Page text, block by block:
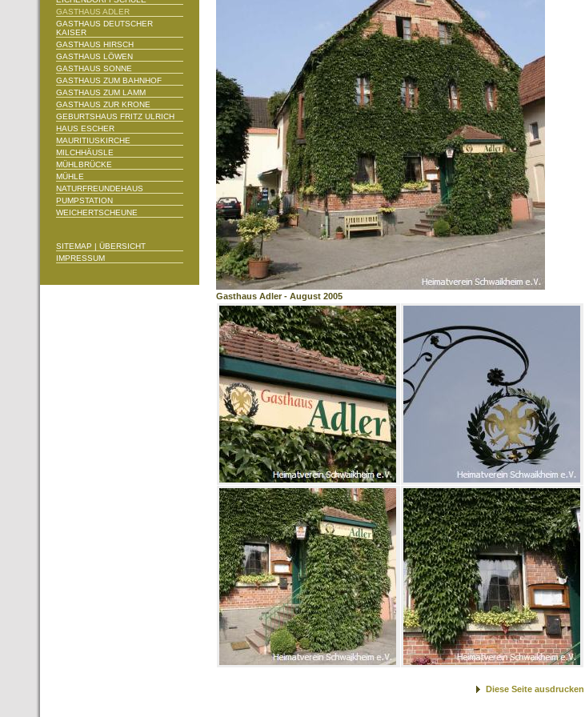
GASTHAUS ADLER
GASTHAUS DEUTSCHER
KAISER
GASTHAUS HIRSCH
GASTHAUS LÖWEN
GASTHAUS SONNE
GASTHAUS ZUM BAHNHOF
GASTHAUS ZUM LAMM
GASTHAUS ZUR KRONE
GEBURTSHAUS FRITZ ULRICH
HAUS ESCHER
MAURITIUSKIRCHE
MILCHHÄUSLE
MÜHLBRÜCKE
MÜHLE
NATURFREUNDEHAUS
PUMPSTATION
WEICHERTSCHEUNE
SITEMAP | ÜBERSICHT
IMPRESSUM
Gasthaus Adler - August 2005
Diese Seite ausdrucken